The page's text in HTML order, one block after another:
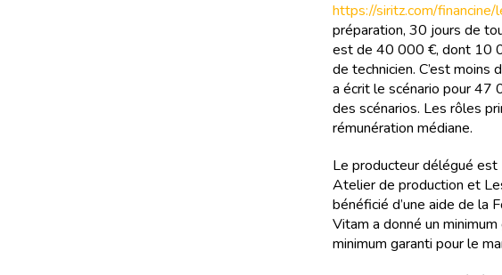
https://siritz.com/
préparation, 30 jours de
est de 40 000 €, dont 10
de technicien. C’est
a écrit le scénario pour 47
des scénarios. Les rôles
rémunération médiane.
Le producteur délégué est
Atelier de production et
bénéficié d’une aide de la
Vitam a donné un
minimum garanti pour le